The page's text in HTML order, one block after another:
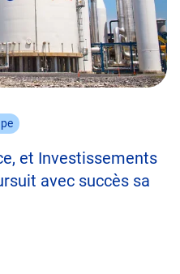
et Investissements
avec succès sa